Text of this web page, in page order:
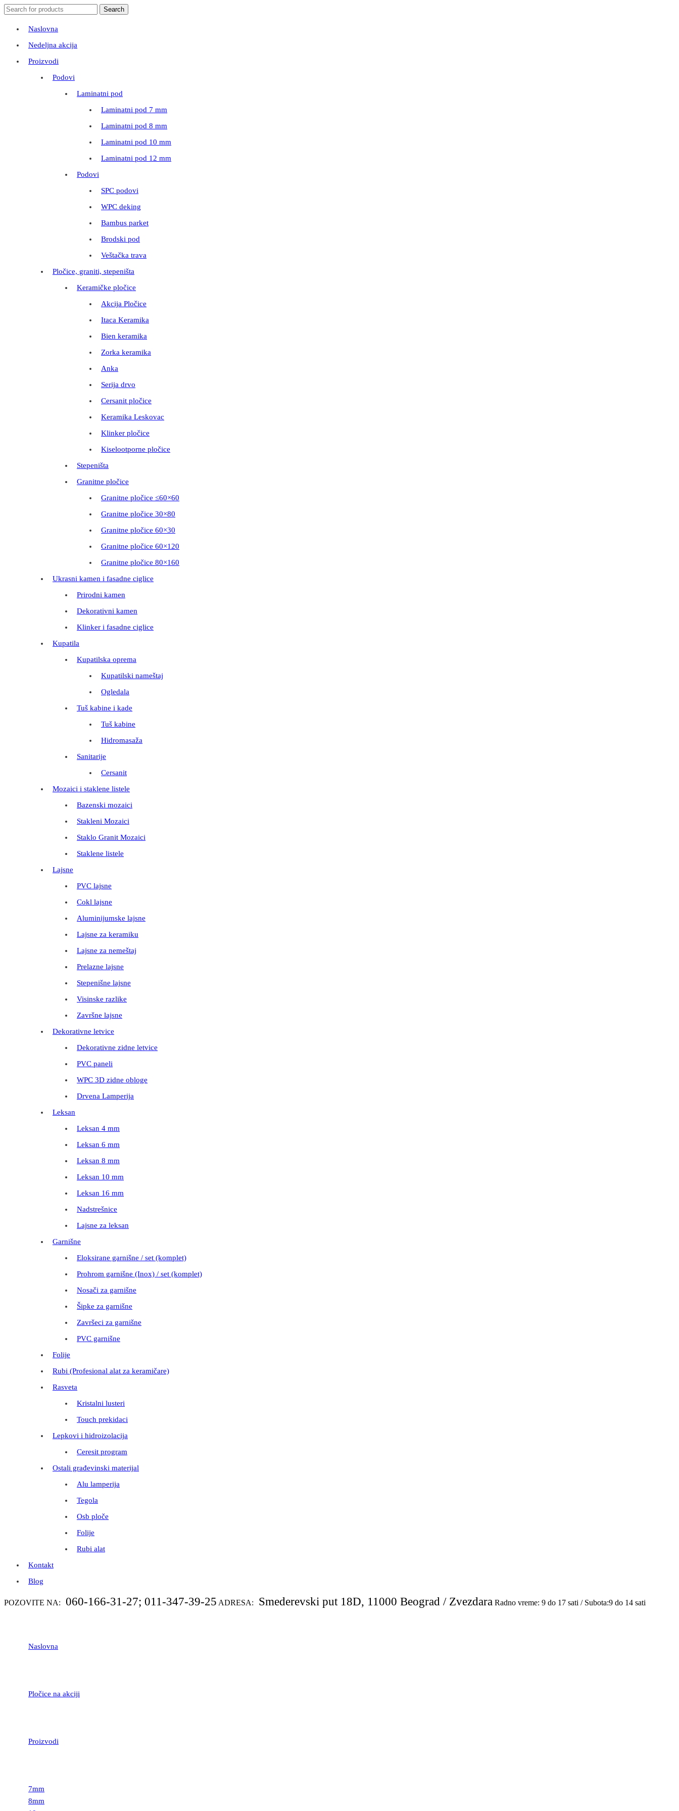
Search
for:
Search
Naslovna
Nedeljna akcija
Proizvodi
Podovi
Laminatni pod
Laminatni pod 7 mm
Laminatni pod 8 mm
Laminatni pod 10 mm
Laminatni pod 12 mm
Podovi
SPC podovi
WPC deking
Bambus parket
Brodski pod
Veštačka trava
Pločice, graniti, stepeništa
Keramičke pločice
Akcija Pločice
Itaca Keramika
Bien keramika
Zorka keramika
Anka
Serija drvo
Cersanit pločice
Keramika Leskovac
Klinker pločice
Kiselootporne pločice
Stepeništa
Granitne pločice
Granitne pločice ≤60×60
Granitne pločice 30×80
Granitne pločice 60×30
Granitne pločice 60×120
Granitne pločice 80×160
Ukrasni kamen i fasadne ciglice
Prirodni kamen
Dekorativni kamen
Klinker i fasadne ciglice
Kupatila
Kupatilska oprema
Kupatilski nameštaj
Ogledala
Tuš kabine i kade
Tuš kabine
Hidromasaža
Sanitarije
Cersanit
Mozaici i staklene listele
Bazenski mozaici
Stakleni Mozaici
Staklo Granit Mozaici
Staklene listele
Lajsne
PVC lajsne
Cokl lajsne
Aluminijumske lajsne
Lajsne za keramiku
Lajsne za nemeštaj
Prelazne lajsne
Stepenišne lajsne
Visinske razlike
Završne lajsne
Dekorativne letvice
Dekorativne zidne letvice
PVC paneli
WPC 3D zidne obloge
Drvena Lamperija
Leksan
Leksan 4 mm
Leksan 6 mm
Leksan 8 mm
Leksan 10 mm
Leksan 16 mm
Nadstrešnice
Lajsne za leksan
Garnišne
Eloksirane garnišne / set (komplet)
Prohrom garnišne (Inox) / set (komplet)
Nosači za garnišne
Šipke za garnišne
Završeci za garnišne
PVC garnišne
Folije
Rubi (Profesional alat za keramičare)
Rasveta
Kristalni lusteri
Touch prekidaci
Lepkovi i hidroizolacija
Ceresit program
Ostali građevinski materijal
Alu lamperija
Tegola
Osb ploče
Folije
Rubi alat
Kontakt
Blog
POZOVITE NA: 060-166-31-27; 011-347-39-25 ADRESA: Smederevski put 18D, 11000 Beograd / Zvezdara Radno vreme: 9 do 17 sati / Subota:9 do 14 sati
Naslovna
Pločice na akciji
Proizvodi
7mm
8mm